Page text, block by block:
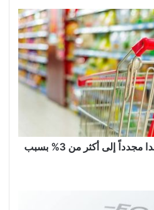
ارتفاع التضخم في هولندا مجدداً إلى أكثر من 3% بسبب